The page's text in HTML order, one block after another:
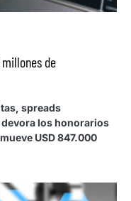
de
spreads
los honorarios
USD 847.000